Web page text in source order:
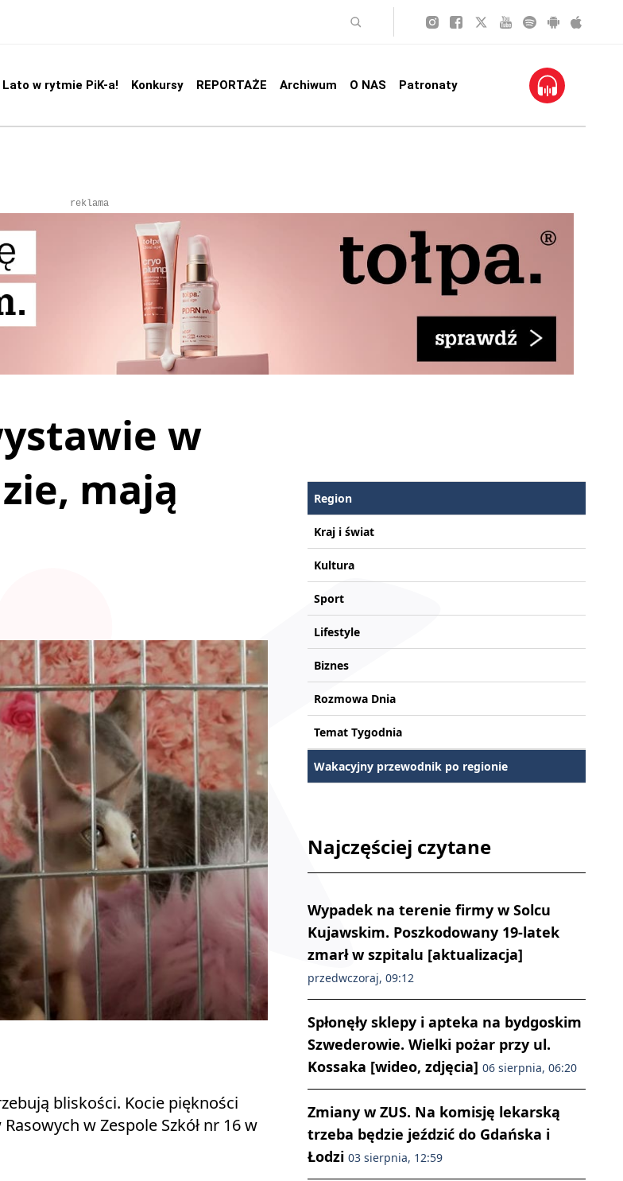
Lato w rytmie PiK-a! Konkursy REPORTAŻE Archiwum O NAS Patronaty
reklama
w
mają
bliskości. Kocie piękności
w Zespole Szkół nr 16 w
Region
Kraj i świat
Kultura
Sport
Lifestyle
Biznes
Rozmowa Dnia
Temat Tygodnia
Wakacyjny przewodnik po regionie
Najczęściej czytane
Wypadek na terenie firmy w Solcu
Kujawskim. Poszkodowany 19-latek
zmarł w szpitalu [aktualizacja]
przedwczoraj, 09:12
Spłonęły sklepy i apteka na bydgoskim
Szwederowie. Wielki pożar przy ul.
Kossaka [wideo, zdjęcia] 06 sierpnia, 06:20
Zmiany w ZUS. Na komisję lekarską
trzeba będzie jeździć do Gdańska i
Łodzi 03 sierpnia, 12:59